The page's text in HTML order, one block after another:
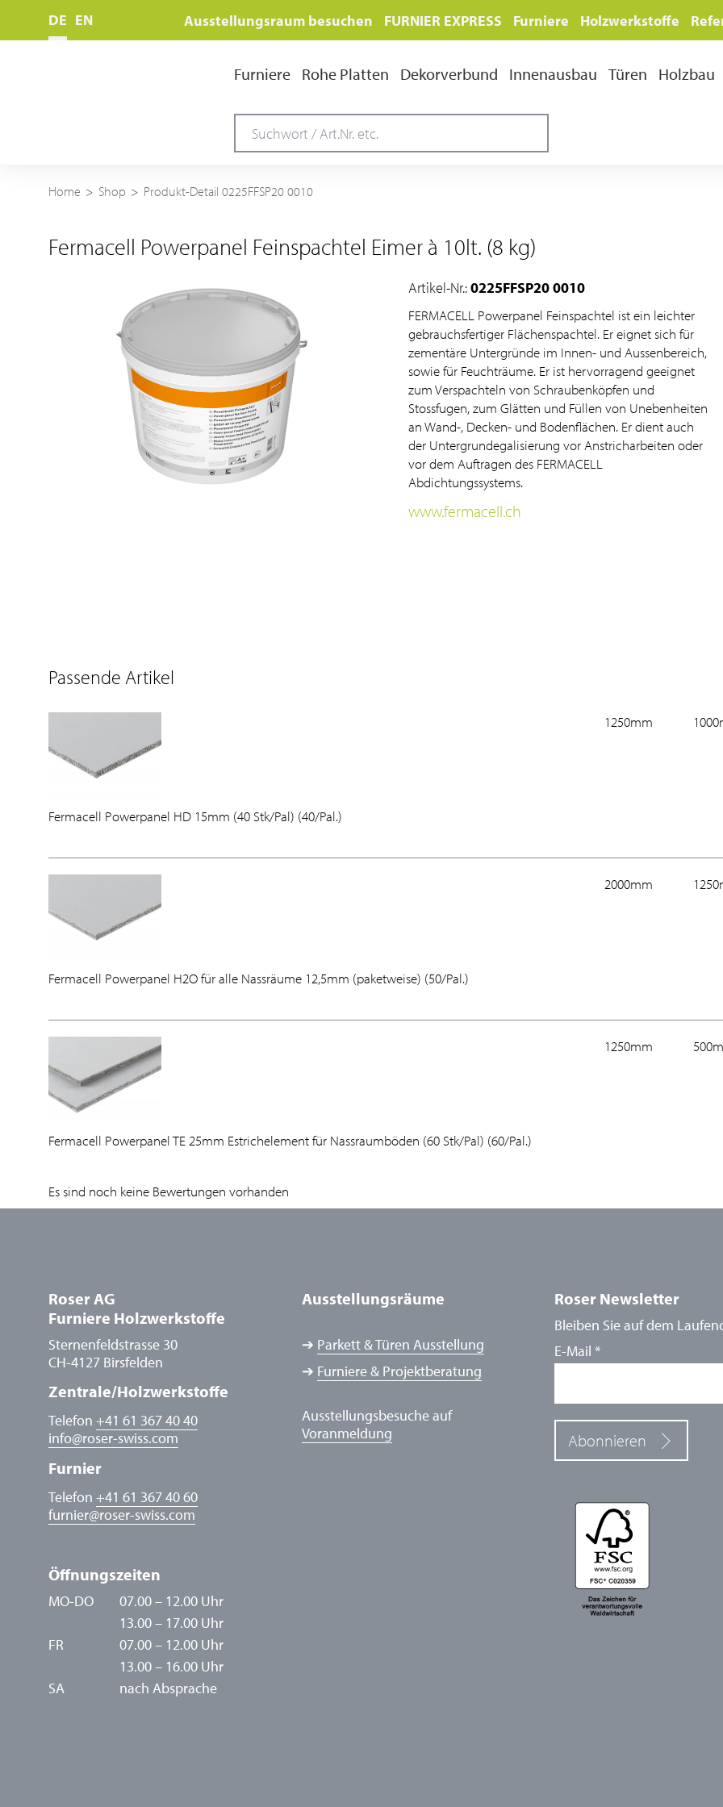
Ausstellungsraum besuchen FURNIER EXPRESS Furniere Holzwerkstoffe
DE EN
Furniere Rohe Platten Dekorverbund Innenausbau Türen Holzbau
Home Shop Produkt-Detail 0225FFSP20 0010
Fermacell Powerpanel Feinspachtel Eimer à 10lt. (8 kg)
Artikel-Nr.:0225FFSP20 0010
FERMACELL Powerpanel Feinspachtel ist ein leichter
gebrauchsfertiger Flächenspachtel. Er eignet sich für
zementäre Untergründe im Innen- und Aussenbereich,
sowie für Feuchträume. Er ist hervorragend geeignet
zum Verspachteln von Schraubenköpfen und
Stossfugen, zum Glätten und Füllen von Unebenheiten
an Wand-, Decken- und Bodenflächen. Er dient auch
der Untergrundegalisierung vor Anstricharbeiten oder
vor dem Auftragen des FERMACELL
Abdichtungssystems.
www.fermacell.ch
Passende Artikel
Fermacell Powerpanel HD 15mm (40 Stk/Pal) (40/Pal.)
1250mm
Fermacell Powerpanel H2O für alle Nassräume 12,5mm (paketweise) (50/Pal.)
2000mm
Fermacell Powerpanel TE 25mm Estrichelement für Nassraumböden (60 Stk/Pal) (60/Pal.)
1250mm
Es sind noch keine Bewertungen vorhanden
Roser AG
Furniere Holzwerkstoffe
Sternenfeldstrasse 30
CH-4127 Birsfelden
Zentrale/Holzwerkstoffe
Telefon +41 61 367 40 40
info@roser-swiss.com
Furnier
Telefon +41 61 367 40 60
furnier@roser-swiss.com
Öffnungszeiten
MO-DO
07.00 – 12.00 Uhr
13.00 – 17.00 Uhr
FR
07.00 – 12.00 Uhr
13.00 – 16.00 Uhr
SA
nach Absprache
Ausstellungsräume
➔ Parkett & Türen Ausstellung
➔ Furniere & Projektberatung
Ausstellungsbesuche auf
Voranmeldung
Roser Newsletter
Bleiben Sie auf dem
E-Mail *
Abonnieren